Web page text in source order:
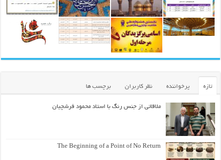
تازه پرخواننده نظر کاربران برچسب ها
ملاقاتی از جنس رنگ با استاد محمود فرشچیان
The Beginning of a Point of No Return